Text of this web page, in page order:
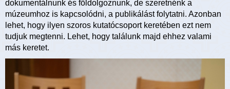
dokumentálnunk és földolgoznunk, de szeretnénk a
múzeumhoz is kapcsolódni, a publikálást folytatni. Azonban
lehet, hogy ilyen szoros kutatócsoport keretében ezt nem
tudjuk megtenni. Lehet, hogy találunk majd ehhez valami
más keretet.